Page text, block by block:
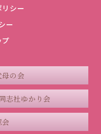
シー
ー
プ
母の会
志社ゆかり会
会